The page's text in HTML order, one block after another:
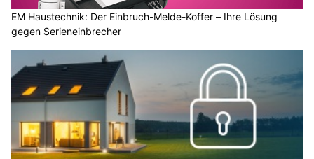
EM Haustechnik: Der Einbruch-Melde-Koffer – Ihre Lösung
gegen Serieneinbrecher